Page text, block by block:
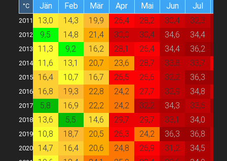
°C Jän Feb Mär Apr Mai Jun Jul
2011 13,0 14,3 19,9 26,4 28,2 30,4 32,3
2012 9,5 14,8 21,4 30,0 30,4 34,6 34,4
2013 11,3 9,2 16,2 28,1 26,4 34,4 36,2
2014 11,6 13,1 20,7 23,6 28,7 33,8 33,7
2015 16,4 10,7 16,7 26,5 26,6 32,2 36,3
2016 16,8 19,3 22,8 24,2 27,7 32,9 34,8
2017 5,8 16,9 22,2 24,2 32,2 34,3 33,6
2018 13,6 5,5 14,6 29,7 29,7 33,1 34,0
2019 10,8 18,7 20,5 26,3 24,2 36,3 36,8
2020 14,7 16,4 20,6 24,8 26,9 31,2 34,5